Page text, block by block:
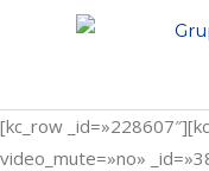
[kc_row
video_mute=»no»